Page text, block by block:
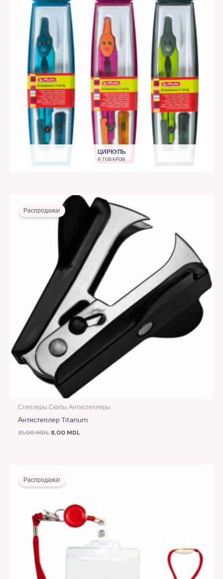
ЦИРКУЛЬ
6 ТОВАРОВ
Распродажа!
Степлеры Скобы Антистеплеры
Антистеплер Titanum
21,00MDL
Первоначальная
цена
составляла
21,00 MDL.
8,00 MDL
Текущая
цена:
8,00 MDL.
Распродажа!
цена
составляла